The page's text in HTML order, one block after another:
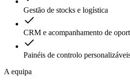
Gestão de stocks e logística
CRM e acompanhamento de
Painéis de controlo
A equipa